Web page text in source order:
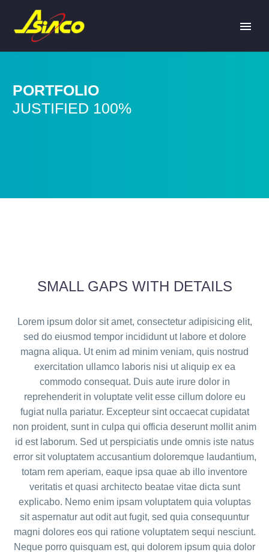
PORTFOLIO
JUSTIFIED 100%
SMALL GAPS WITH DETAILS
Lorem ipsum dolor sit amet, consectetur adipisicing elit,
sed do eiusmod tempor incididunt ut labore et dolore
magna aliqua. Ut enim ad minim veniam, quis nostrud
exercitation ullamco laboris nisi ut aliquip ex ea
commodo consequat. Duis aute irure dolor in
reprehenderit in voluptate velit esse cillum dolore eu
fugiat nulla pariatur. Excepteur sint occaecat cupidatat
non proident, sunt in culpa qui officia deserunt mollit anim
id est laborum. Sed ut perspiciatis unde omnis iste natus
error sit voluptatem accusantium doloremque laudantium,
totam rem aperiam, eaque ipsa quae ab illo inventore
veritatis et quasi architecto beatae vitae dicta sunt
explicabo. Nemo enim ipsam voluptatem quia voluptas
sit aspernatur aut odit aut fugit, sed quia consequuntur
magni dolores eos qui ratione voluptatem sequi nesciunt.
Neque porro quisquam est, qui dolorem ipsum quia dolor